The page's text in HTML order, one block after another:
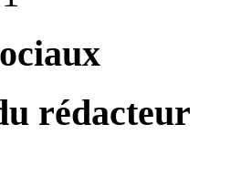
rédacteur